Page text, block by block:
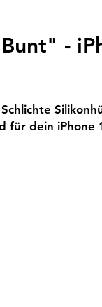
-
für dein iPhone